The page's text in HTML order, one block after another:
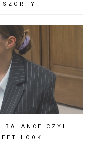
BALANCE CZYLI
LOOK